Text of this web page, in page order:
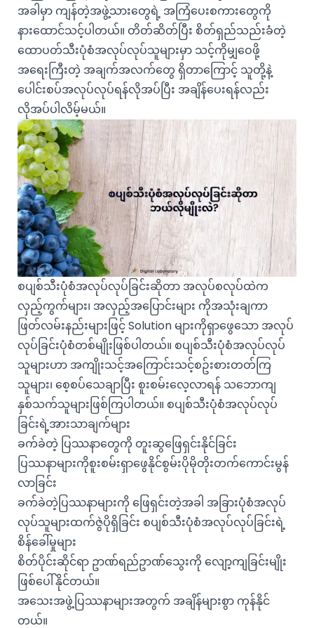
အခါမှာ ကျန်တဲ့အဖွဲ့သားတွေရဲ့ အကြံပေးစကားတွေကို
နားထောင်သင့်ပါတယ်။ တိတ်ဆိတ်ပြီး စိတ်ရှည်သည်းခံတဲ့
ထောပတ်သီးပုံစံအလုပ်လုပ်သူများမှာ သင့်ကိုမျှဝေဖို့
အရေးကြီးတဲ့ အချက်အလက်တွေ ရှိတာကြောင့် သူတို့နဲ့
ပေါင်းစပ်အလုပ်လုပ်ရန်လိုအပ်ပြီး အချိန်ပေးရန်လည်း
လိုအပ်ပါလိမ့်မယ်။
စပျစ်သီးပုံစံအလုပ်လုပ်ခြင်းဆိုတာ အလုပ်စလုပ်ထဲက
လှည့်ကွက်များ၊ အလှည့်အပြောင်းများ ကိုအသုံးချကာ
ဖြတ်လမ်းနည်းများဖြင့် Solution များကိုရှာဖွေသော အလုပ်
လုပ်ခြင်းပုံစံတစ်မျိုးဖြစ်ပါတယ်။ စပျစ်သီးပုံစံအလုပ်လုပ်
သူများဟာ အကျိုးသင့်အကြောင်းသင့်စဥ်းစားတတ်ကြ
သူများ၊ စေ့စပ်သေချာပြီး စူးစမ်းလေ့လာရန် သဘောကျ
နှစ်သက်သူများဖြစ်ကြပါတယ်။ စပျစ်သီးပုံစံအလုပ်လုပ်
ခြင်းရဲ့အားသာချက်များ
ခက်ခဲတဲ့ ပြဿနာတွေကို တူးဆွဖြေရှင်းနိုင်ခြင်း
ပြဿနာများကိုစူးစမ်းရှာဖွေနိုင်စွမ်းပိုမိုတိုးတက်ကောင်းမွန်
လာခြင်း
ခက်ခဲတဲ့ပြဿနာများကို ဖြေရှင်းတဲ့အခါ အခြားပုံစံအလုပ်
လုပ်သူများထက်ဇွဲပိုရှိခြင်း စပျစ်သီးပုံစံအလုပ်လုပ်ခြင်းရဲ့
စိန်ခေါ်မှုများ
စိတ်ပိုင်းဆိုင်ရာ ဥာဏ်ရည်ဥာဏ်သွေးကို လျော့ကျခြင်းမျိုး
ဖြစ်ပေါ်နိုင်တယ်။
အသေးအဖွဲ့ပြဿနာများအတွက် အချိန်များစွာ ကုန်နိုင်
တယ်။